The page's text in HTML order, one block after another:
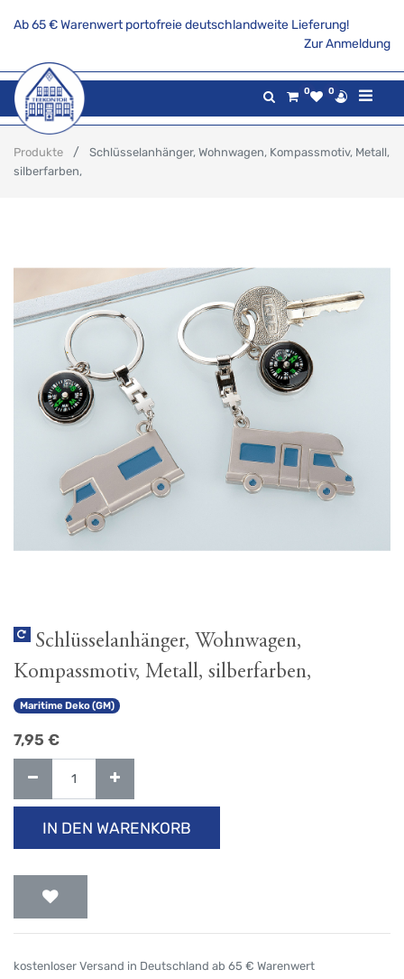
Ab 65 € Warenwert portofreie deutschlandweite Lieferung!
Zur Anmeldung
0 0
Produkte
Schlüsselanhänger, Wohnwagen, Kompassmotiv, Metall,
silberfarben,
Schlüsselanhänger, Wohnwagen,
Kompassmotiv, Metall, silberfarben,
Maritime Deko (GM)
7,95 €
IN DEN WARENKORB
kostenloser Versand in Deutschland ab 65 € Warenwert